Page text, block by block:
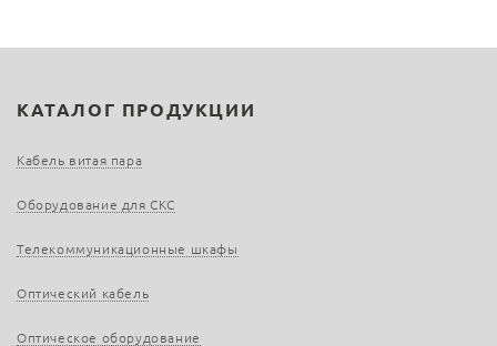
КАТАЛОГ ПРОДУКЦИИ
Кабель витая пара
Оборудование для СКС
Телекоммуникационные шкафы
Оптический кабель
Оптическое оборудование